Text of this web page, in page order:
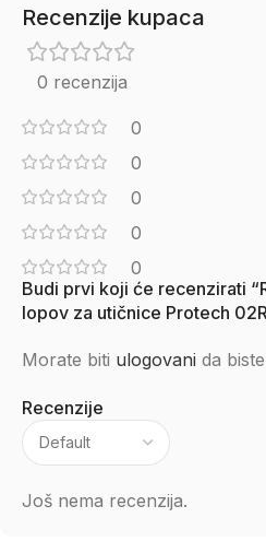
Recenzije kupaca
0 recenzija
0
0
0
0
0
Recenzije
Još nema recenzija.
Budi prvi koji će recenzirati
lopov za utičnice Protech
Morate biti ulogovani da